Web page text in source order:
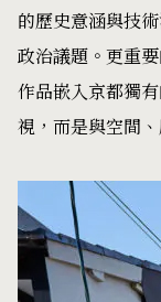
的歷史意涵與技
政治議題。更重
作品嵌入京都獨
視，而是與空間